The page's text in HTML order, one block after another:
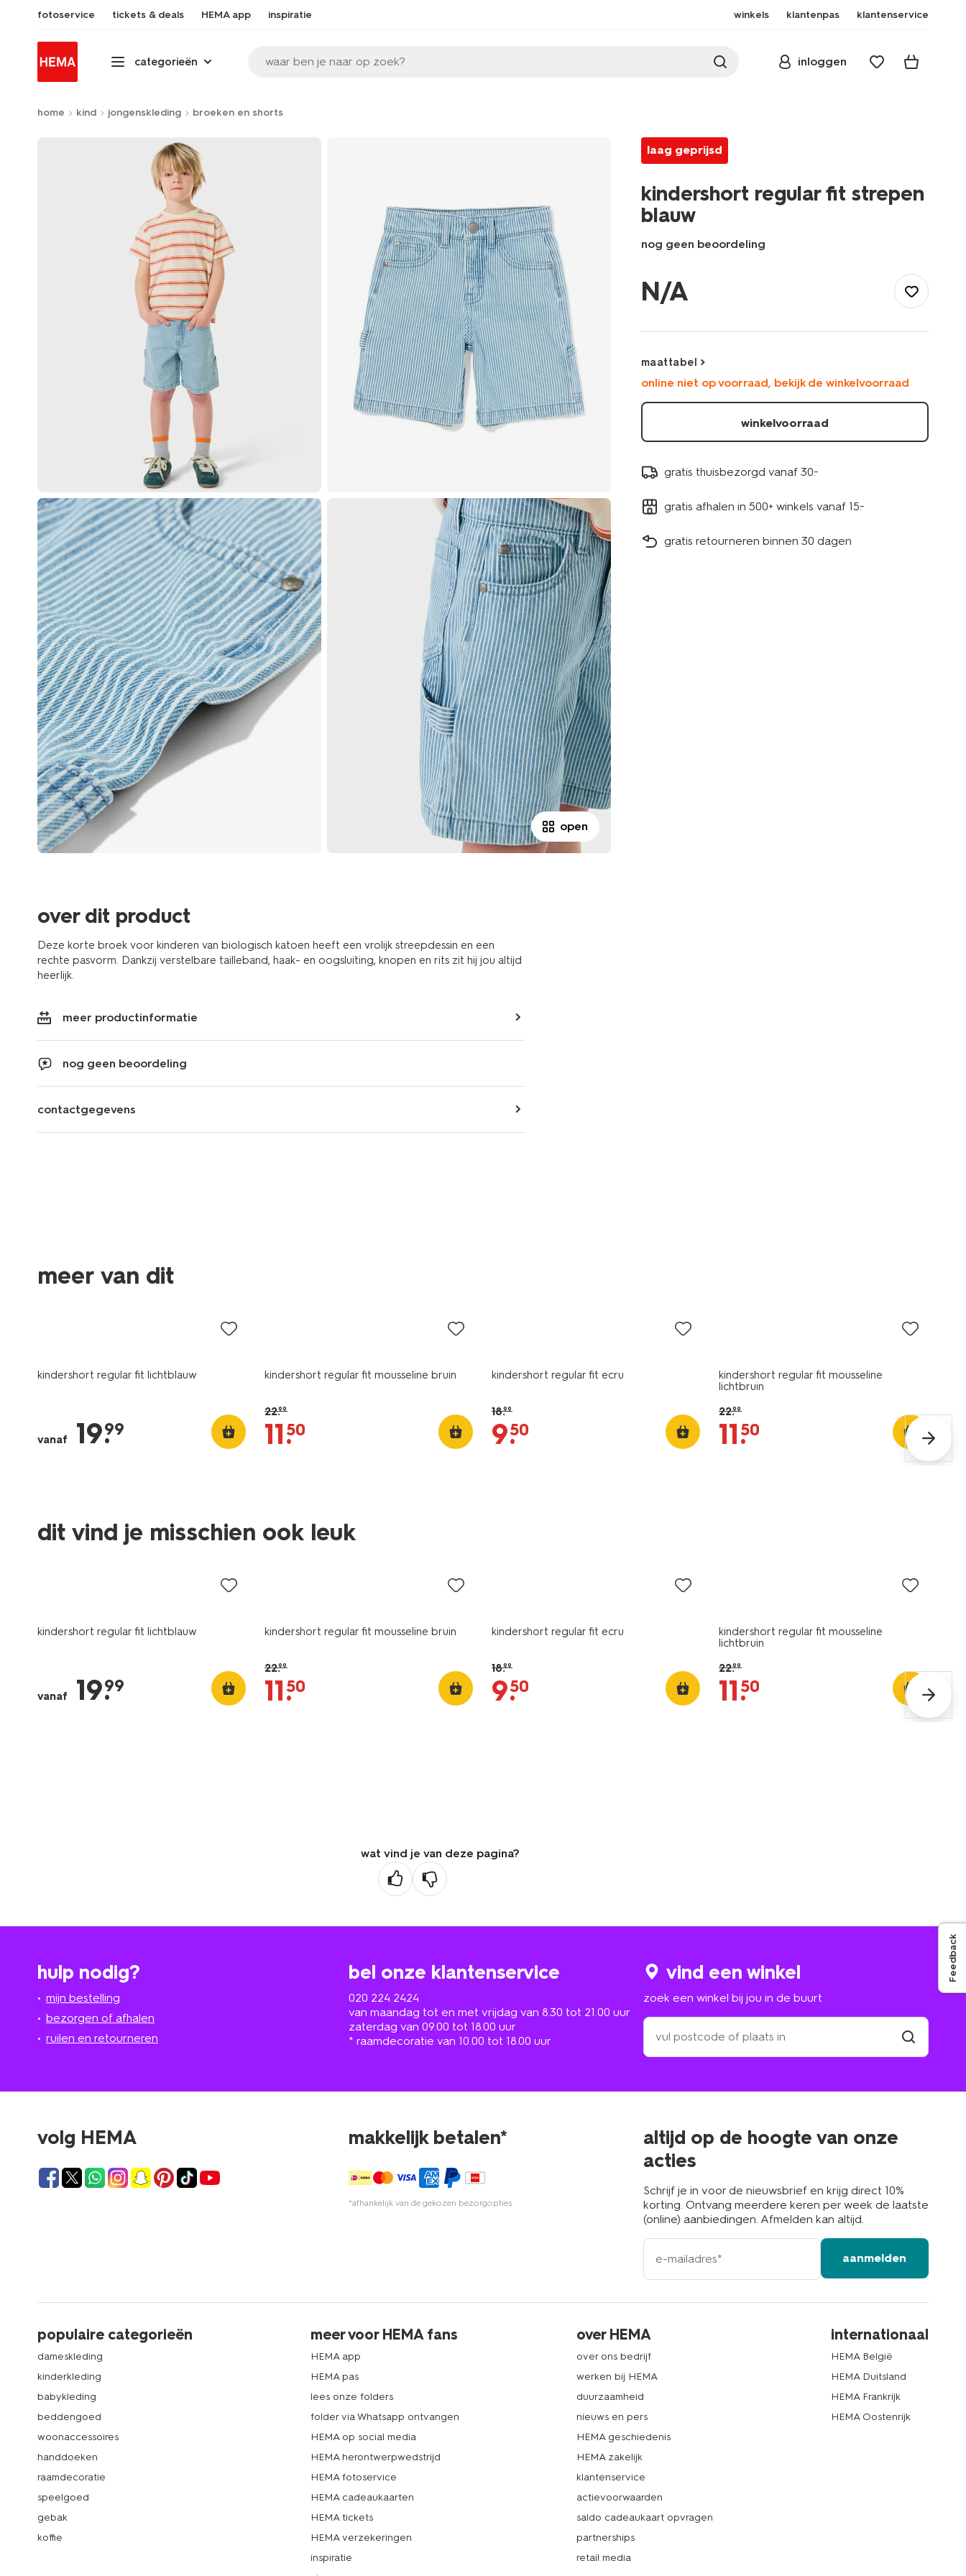
fotoservice tickets & deals HEMA app inspiratie winkels klantenpas klantenservice
categorieën waar ben je naar op zoek? inloggen
home kind jongenskleding broeken en shorts
open
over dit product
Deze korte broek voor kinderen van biologisch katoen heeft een vrolijk streepdessin en een
rechte pasvorm. Dankzij verstelbare tailleband, haak- en oogsluiting, knopen en rits zit hij jou altijd
heerlijk.
meer productinformatie
nog geen beoordeling
contactgegevens
laag geprijsd
kindershort regular fit strepen
blauw
nog geen beoordeling
regular-
fit-
strepen-
N/A
maattabel
online niet op voorraad, bekijk de winkelvoorraad
winkelvoorraad
gratis thuisbezorgd vanaf 30.-
gratis afhalen in 500+ winkels vanaf 15.-
gratis retourneren binnen 30 dagen
meer van dit
kindershort regular fit lichtblauw
vanaf 19.
99
kindershort regular fit mousseline bruin
22.99
11.
50
kindershort regular fit ecru
18.99
9.
50
kindershort regular fit mousseline
lichtbruin
22.99
11.
50
dit vind je misschien ook leuk
kindershort regular fit lichtblauw
vanaf 19.
99
kindershort regular fit mousseline bruin
22.99
11.
50
kindershort regular fit ecru
18.99
9.
50
kindershort regular fit mousseline
lichtbruin
22.99
11.
50
wat vind je van deze pagina?
hulp nodig?
mijn bestelling
bezorgen of afhalen
ruilen en retourneren
bel onze klantenservice
020 224 2424
van maandag tot en met vrijdag van 8.30 tot 21.00 uur
zaterdag van 09.00 tot 18.00 uur
* raamdecoratie van 10.00 tot 18.00 uur
vind een winkel
zoek een winkel bij jou in de buurt
zoek
een
winkel
in
volg HEMA makkelijk betalen*
*afhankelijk van de gekozen bezorgopties
altijd op de hoogte van onze
acties
Schrijf je in voor de nieuwsbrief en krijg direct 10%
korting. Ontvang meerdere keren per week de laatste
(online) aanbiedingen. Afmelden kan altijd.
e-
mailadres
aanmelden
populaire categorieën
dameskleding
kinderkleding
babykleding
beddengoed
woonaccessoires
handdoeken
raamdecoratie
speelgoed
gebak
koffie
meer voor HEMA fans
HEMA app
HEMA pas
lees onze folders
folder via Whatsapp ontvangen
HEMA op social media
HEMA herontwerpwedstrijd
HEMA fotoservice
HEMA cadeaukaarten
HEMA tickets
HEMA verzekeringen
inspiratie
over HEMA
over ons bedrijf
werken bij HEMA
duurzaamheid
nieuws en pers
HEMA geschiedenis
HEMA zakelijk
klantenservice
actievoorwaarden
saldo cadeaukaart opvragen
partnerships
retail media
internationaal
HEMA België
HEMA Duitsland
HEMA Frankrijk
HEMA Oostenrijk
Feedback